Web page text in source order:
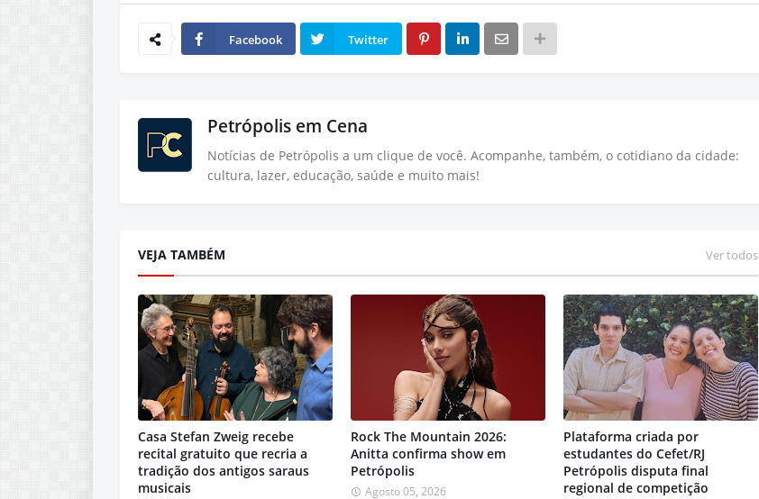
Facebook Twitter
Petrópolis em Cena
Notícias de Petrópolis a um clique de você. Acompanhe, também, o cotidiano da cidade:
cultura, lazer, educação, saúde e muito mais!
VEJA TAMBÉM Ver todos
Casa Stefan Zweig recebe
recital gratuito que recria a
tradição dos antigos saraus
musicais
Rock The Mountain 2026:
Anitta confirma show em
Petrópolis
Agosto 05, 2026
Plataforma criada por
estudantes do Cefet/RJ
Petrópolis disputa final
regional de competição